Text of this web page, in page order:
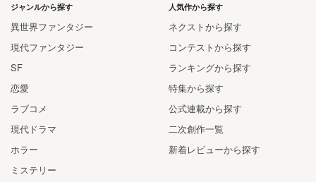
人気作から探す
ネクストから探す
コンテストから探す
ランキングから探す
特集から探す
公式連載から探す
二次創作一覧
新着レビューから探す
ジャンルから探す
異世界ファンタジー
現代ファンタジー
SF
恋愛
ラブコメ
現代ドラマ
ホラー
ミステリー